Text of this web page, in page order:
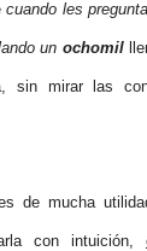
cuando les
un ochomil
sin mirar las
de mucha
con intuición,